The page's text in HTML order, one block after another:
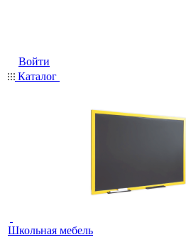
Войти
Каталог
Школьная мебель